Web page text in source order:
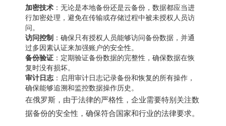
加密技术 ：无论是本地备份还是云备份，数据都应当进
行加密处理，避免在传输或存储过程中被未授权人员访
问。
访问控制 ：确保只有授权人员能够访问备份数据，并通
过多因素认证来加强账户的安全性。
备份验证 ：定期验证备份数据的完整性，确保数据在恢
复时没有损坏。
审计日志 ：启用审计日志记录备份和恢复的所有操作，
确保能够追溯和监控数据操作历史。
在俄罗斯，由于法律的严格性，企业需要特别关注数
据备份的安全性，确保符合国家和行业的法律要求。